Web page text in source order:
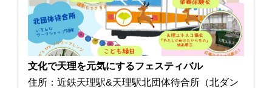
文化で天理を元気にするフェスティバル
住所：近鉄天理駅&天理駅北団体待合所（北ダン